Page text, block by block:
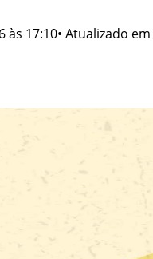
às 17:10• Atualizado em